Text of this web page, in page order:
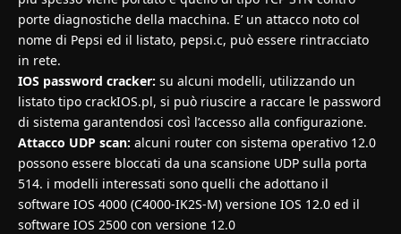
porte diagnostiche della macchina. E’ un attacco noto col
nome di Pepsi ed il listato, pepsi.c, può essere rintracciato
in rete.
IOS password cracker: su alcuni modelli, utilizzando un
listato tipo crackIOS.pl, si può riuscire a raccare le password
di sistema garantendosi così l’accesso alla configurazione.
Attacco UDP scan: alcuni router con sistema operativo 12.0
possono essere bloccati da una scansione UDP sulla porta
514. i modelli interessati sono quelli che adottano il
software IOS 4000 (C4000-IK2S-M) versione IOS 12.0 ed il
software IOS 2500 con versione 12.0